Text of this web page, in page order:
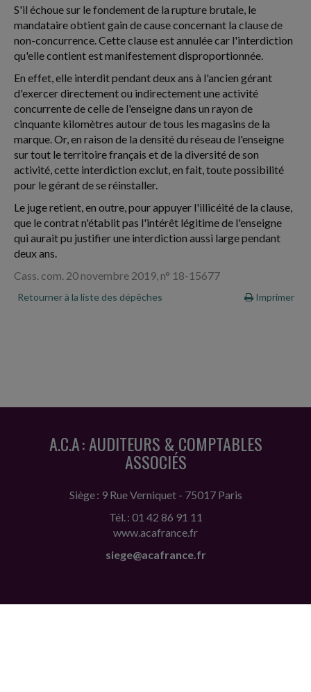
S'il échoue sur le fondement de la rupture brutale, le
mandataire obtient gain de cause concernant la clause de
non-concurrence. Cette clause est annulée car l'interdiction
qu'elle contient est manifestement disproportionnée.
En effet, elle interdit pendant deux ans à l'ancien gérant
d'exercer directement ou indirectement une activité
concurrente de celle de l'enseigne dans un rayon de
cinquante kilomètres autour de tous les magasins de la
marque. Or, en raison de la densité du réseau de l'enseigne
sur tout le territoire français et de la diversité de son
activité, cette interdiction exclut, en fait, toute possibilité
pour le gérant de se réinstaller.
Le juge retient, en outre, pour appuyer l'illicéité de la clause,
que le contrat n'établit pas l'intérêt légitime de l'enseigne
qui aurait pu justifier une interdiction aussi large pendant
deux ans.
Cass. com. 20 novembre 2019, n° 18-15677
Retourner à la liste des dépêches Imprimer
A.C.A : AUDITEURS & COMPTABLES
ASSOCIÉS
Siège : 9 Rue Verniquet - 75017 Paris
Tél. : 01 42 86 91 11
www.acafrance.fr
siege@acafrance.fr